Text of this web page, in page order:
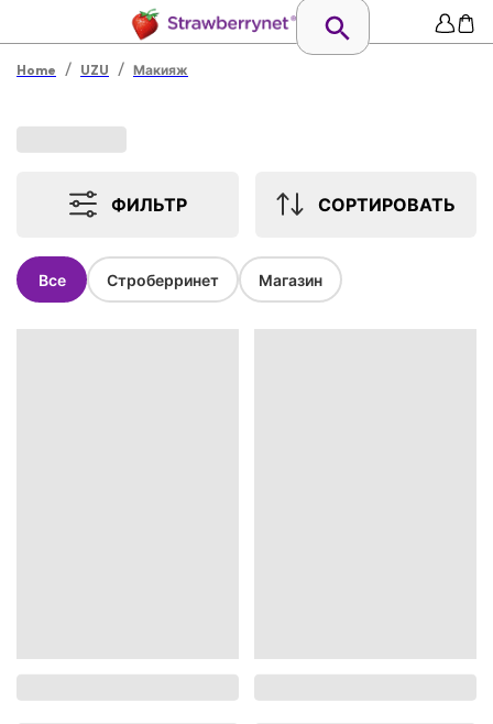
Home / UZU / Макияж
ФИЛЬТР СОРТИРОВАТЬ
Все Строберринет Магазин